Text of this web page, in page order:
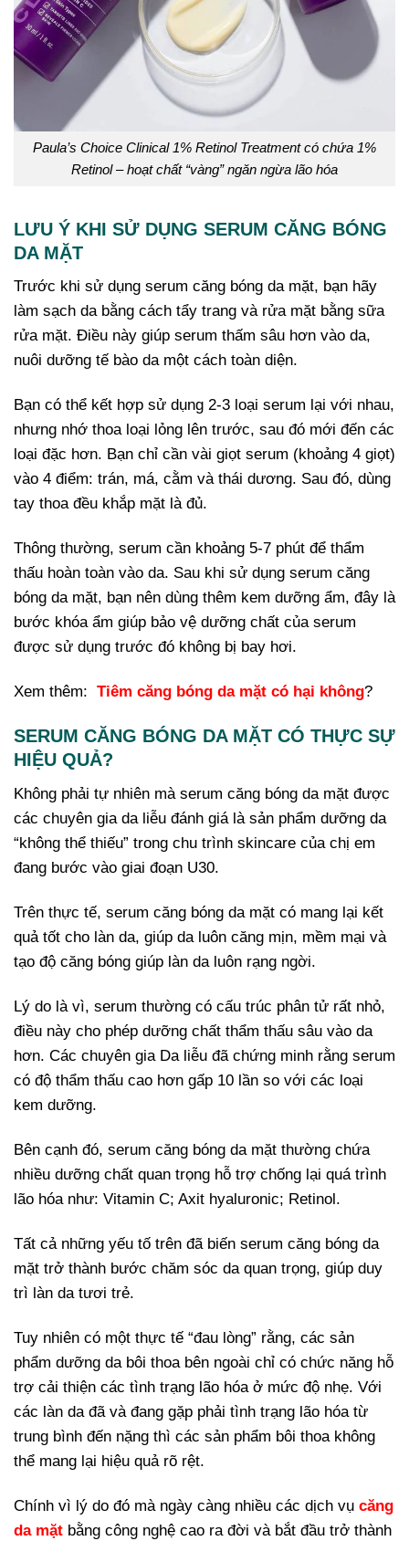
Paula’s Choice Clinical 1% Retinol Treatment có chứa 1%
Retinol – hoạt chất “vàng” ngăn ngừa lão hóa
LƯU Ý KHI SỬ DỤNG SERUM CĂNG BÓNG
DA MẶT
Trước khi sử dụng serum căng bóng da mặt, bạn hãy
làm sạch da bằng cách tẩy trang và rửa mặt bằng sữa
rửa mặt. Điều này giúp serum thấm sâu hơn vào da,
nuôi dưỡng tế bào da một cách toàn diện.
Bạn có thể kết hợp sử dụng 2-3 loại serum lại với nhau,
nhưng nhớ thoa loại lỏng lên trước, sau đó mới đến các
loại đặc hơn. Bạn chỉ cần vài giọt serum (khoảng 4 giọt)
vào 4 điểm: trán, má, cằm và thái dương. Sau đó, dùng
tay thoa đều khắp mặt là đủ.
Thông thường, serum cần khoảng 5-7 phút để thẩm
thấu hoàn toàn vào da. Sau khi sử dụng serum căng
bóng da mặt, bạn nên dùng thêm kem dưỡng ẩm, đây là
bước khóa ẩm giúp bảo vệ dưỡng chất của serum
được sử dụng trước đó không bị bay hơi.
Xem thêm: Tiêm căng bóng da mặt có hại không?
SERUM CĂNG BÓNG DA MẶT CÓ THỰC SỰ
HIỆU QUẢ?
Không phải tự nhiên mà serum căng bóng da mặt được
các chuyên gia da liễu đánh giá là sản phẩm dưỡng da
“không thể thiếu” trong chu trình skincare của chị em
đang bước vào giai đoạn U30.
Trên thực tế, serum căng bóng da mặt có mang lại kết
quả tốt cho làn da, giúp da luôn căng mịn, mềm mại và
tạo độ căng bóng giúp làn da luôn rạng ngời.
Lý do là vì, serum thường có cấu trúc phân tử rất nhỏ,
điều này cho phép dưỡng chất thẩm thấu sâu vào da
hơn. Các chuyên gia Da liễu đã chứng minh rằng serum
có độ thẩm thấu cao hơn gấp 10 lần so với các loại
kem dưỡng.
Bên cạnh đó, serum căng bóng da mặt thường chứa
nhiều dưỡng chất quan trọng hỗ trợ chống lại quá trình
lão hóa như: Vitamin C; Axit hyaluronic; Retinol.
Tất cả những yếu tố trên đã biến serum căng bóng da
mặt trở thành bước chăm sóc da quan trọng, giúp duy
trì làn da tươi trẻ.
Tuy nhiên có một thực tế “đau lòng” rằng, các sản
phẩm dưỡng da bôi thoa bên ngoài chỉ có chức năng hỗ
trợ cải thiện các tình trạng lão hóa ở mức độ nhẹ. Với
các làn da đã và đang gặp phải tình trạng lão hóa từ
trung bình đến nặng thì các sản phẩm bôi thoa không
thể mang lại hiệu quả rõ rệt.
Chính vì lý do đó mà ngày càng nhiều các dịch vụ căng
da mặt bằng công nghệ cao ra đời và bắt đầu trở thành